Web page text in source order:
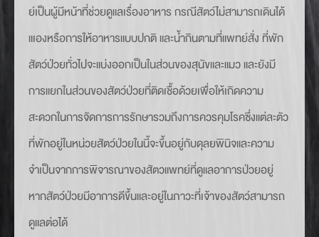
ย์เป็นผู้มีหน้าที่ช่วยดูแลเรื่องอาหาร กรณีสัตว์ไม่สามารถเดินได้
แเองหรือการให้อาหารแบบปกติ และน้ำกินตามที่แพทย์สั่ง ที่พัก
สัตว์ป่วยทั่วไปจะแบ่งออกเป็นในส่วนของสุนัขและแมว และยังมี
การแยกในส่วนของสัตว์ป่วยที่ติดเชื้อด้วยเพื่อให้เกิดความ
สะดวกในการจัดการการรักษารวมถึงการควรคุมโรคซึ่งแต่ละตัว
ที่พักอยู่ในหน่วยสัตว์ป่วยในนี้จะขึ้นอยู่กับดุลยพินิจและความ
จำเป็นจากการพิจารณาของสัตวแพทย์ที่ดูแลอาการป่วยอยู่
หากสัตว์ป่วยมีอาการดีขึ้นและอยู่ในภาวะที่เจ้าของสัตว์สามารถ
ดูแลต่อได้